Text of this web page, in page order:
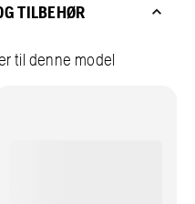
TILBEHØR
til denne model